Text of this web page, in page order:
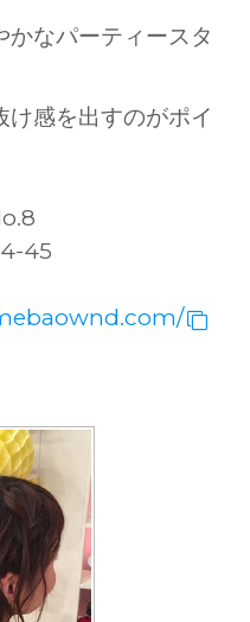
なパーティースタ
け感を出すのがポイ
45